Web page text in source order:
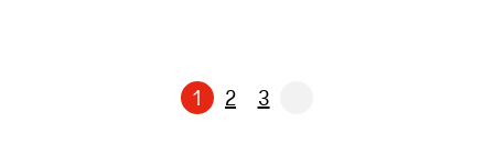
1
Pagina
2
Pagina
3